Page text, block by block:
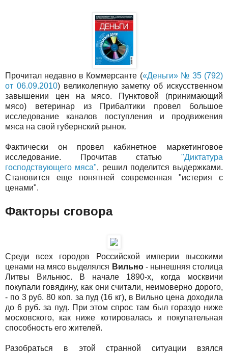
Прочитал недавно в Коммерсанте («Деньги» № 35 (792)
от 06.09.2010) великолепную заметку об искусственном
завышении цен на мясо. Пунктовой (принимающий
мясо) ветеринар из Прибалтики провел большое
исследование каналов поступления и продвижения
мяса на свой губернский рынок.
Фактически он провел кабинетное маркетинговое
исследование. Прочитав статью "Диктатура
господствующего мяса", решил поделится выдержками.
Становится еще понятней современная "истерия с
ценами".
Факторы сговора
Среди всех городов Российской империи высокими
ценами на мясо выделялся Вильно - нынешняя столица
Литвы Вильнюс. В начале 1890-х, когда москвичи
покупали говядину, как они считали, неимоверно дорого,
- по 3 руб. 80 коп. за пуд (16 кг), в Вильно цена доходила
до 6 руб. за пуд. При этом спрос там был гораздо ниже
московского, как ниже котировалась и покупательная
способность его жителей.
Разобраться в этой странной ситуации взялся